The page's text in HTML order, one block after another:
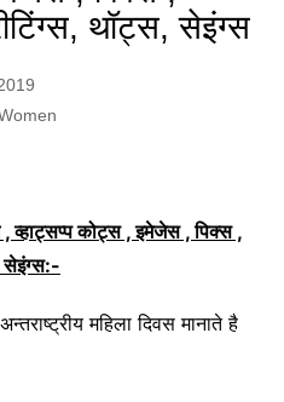
थॉट्स, सेइंग्स
, व्हाट्सप्प कोट्स , इमेजेस , पिक्स ,
सेइंग्स:-
महिला दिवस मानाते है